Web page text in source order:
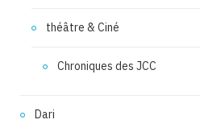
théâtre & Ciné
Chroniques des JCC
Dari